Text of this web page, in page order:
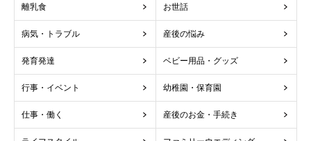
離乳食 お世話
病気・トラブル 産後の悩み
発育発達 ベビー用品・グッズ
行事・イベント 幼稚園・保育園
仕事・働く 産後のお金・手続き